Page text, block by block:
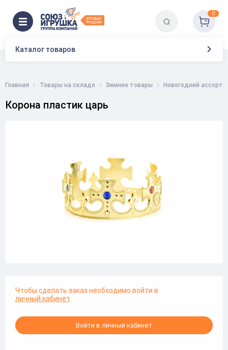
Каталог товаров
0
Главная Товары на складе Зимние товары Новогодний
Корона пластик царь
Чтобы сделать заказ необходимо войти в
личный кабинет
Войти в личный кабинет